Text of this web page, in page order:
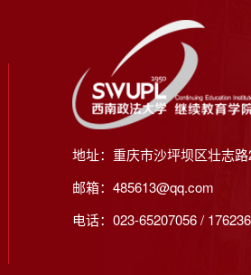
地址：重庆市沙坪坝区壮志
邮箱：485613@qq.com
电话：023-65207056 /